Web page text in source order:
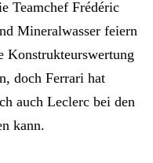
Teamchef Frédéric
Mineralwasser feiern
Konstrukteurswertung
doch Ferrari hat
auch Leclerc bei den
kann.